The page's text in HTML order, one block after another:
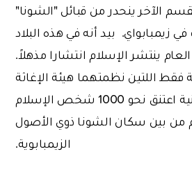
الآخر ينحدر من قبائل "الشونا"
في زيمبابواي. بيد أنه في هذه البلاد
ينتشر الإسلام انتشارا مذهلاً.
فقط اللتين نظمتهما هيئة الإغاثة
والمساعدات الإنسانية اعتنق نحو 1000 شخص الإسلام
من بين سكان الشونا ذوي الأصول
الزيمبابوية.